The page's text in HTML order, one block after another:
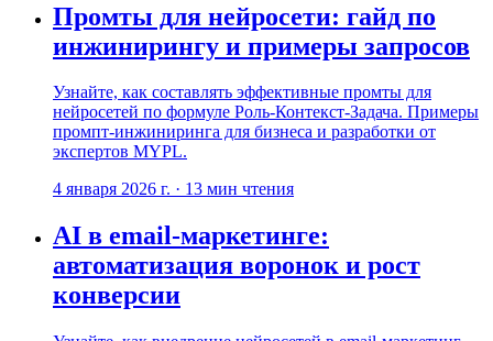
Промты для нейросети: гайд по
инжинирингу и примеры запросов
Узнайте, как составлять эффективные промты для
нейросетей по формуле Роль-Контекст-Задача. Примеры
промпт-инжиниринга для бизнеса и разработки от
экспертов MYPL.
4 января 2026 г. · 13 мин чтения
AI в email-маркетинге:
автоматизация воронок и рост
конверсии